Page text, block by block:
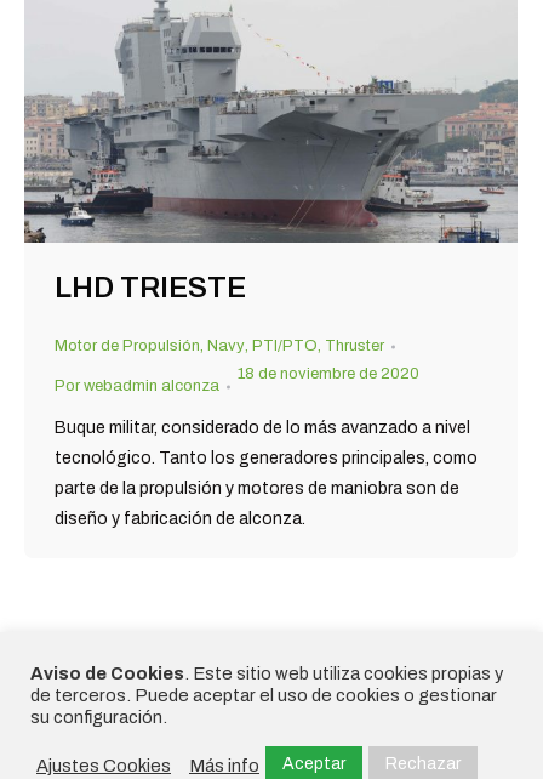
LHD TRIESTE
Motor de Propulsión, Navy, PTI/PTO, Thruster
Por webadmin alconza
18 de noviembre de 2020
Buque militar, considerado de lo más avanzado a nivel
tecnológico. Tanto los generadores principales, como
parte de la propulsión y motores de maniobra son de
diseño y fabricación de alconza.
derechos reservados | Diseñado por
Política integrada|Código Ético
Aviso de Cookies . Este sitio web utiliza cookies propias y
de terceros. Puede aceptar el uso de cookies o gestionar
su configuración.
Ajustes Cookies Más info Aceptar Rechazar